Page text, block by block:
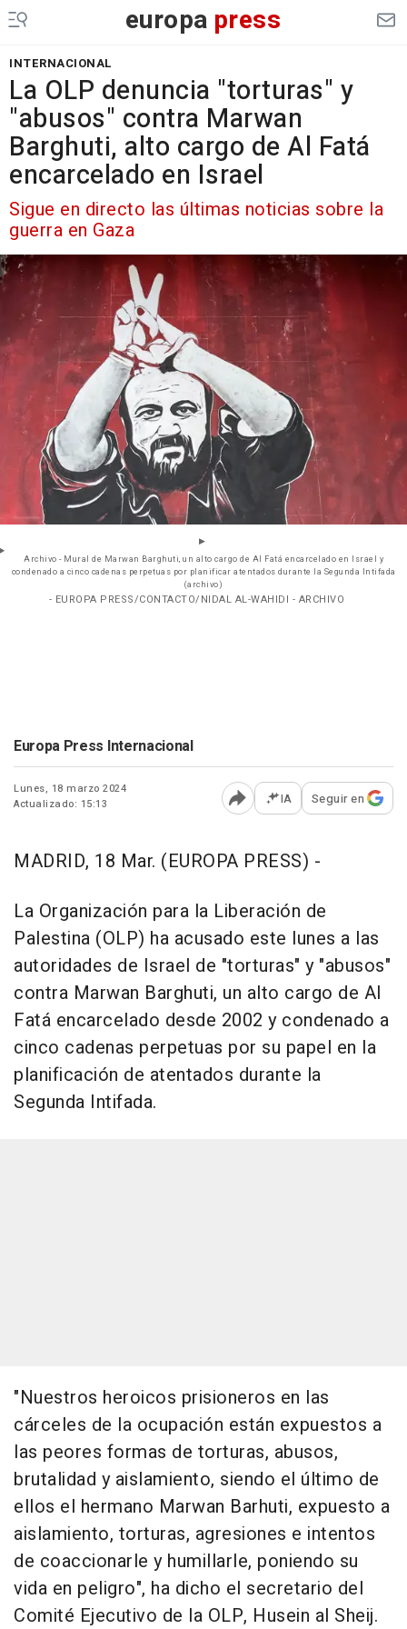
europa press
INTERNACIONAL
La OLP denuncia "torturas" y
"abusos" contra Marwan
Barghuti, alto cargo de Al Fatá
encarcelado en Israel
Sigue en directo las últimas noticias sobre la
guerra en Gaza
Archivo - Mural de Marwan Barghuti, un alto cargo de Al Fatá encarcelado en Israel y
condenado a cinco cadenas perpetuas por planificar atentados durante la Segunda Intifada
(archivo)
- EUROPA PRESS/CONTACTO/NIDAL AL-WAHIDI - ARCHIVO
Europa Press Internacional
Lunes, 18 marzo 2024
Actualizado: 15:13
Abrir opciones para
IA Seguir en
MADRID, 18 Mar. (EUROPA PRESS) -
La Organización para la Liberación de
Palestina (OLP) ha acusado este lunes a las
autoridades de Israel de "torturas" y "abusos"
contra Marwan Barghuti, un alto cargo de Al
Fatá encarcelado desde 2002 y condenado a
cinco cadenas perpetuas por su papel en la
planificación de atentados durante la
Segunda Intifada.
"Nuestros heroicos prisioneros en las
cárceles de la ocupación están expuestos a
las peores formas de torturas, abusos,
brutalidad y aislamiento, siendo el último de
ellos el hermano Marwan Barhuti, expuesto a
aislamiento, torturas, agresiones e intentos
de coaccionarle y humillarle, poniendo su
vida en peligro", ha dicho el secretario del
Comité Ejecutivo de la OLP, Husein al Sheij.